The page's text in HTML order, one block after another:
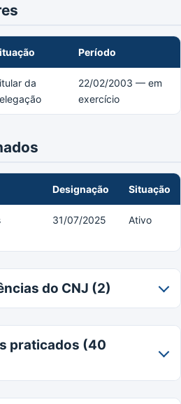
Período
da
22/02/2003 — em
exercício
Designação Situação
31/07/2025 Ativo
do CNJ (2)
praticados (40